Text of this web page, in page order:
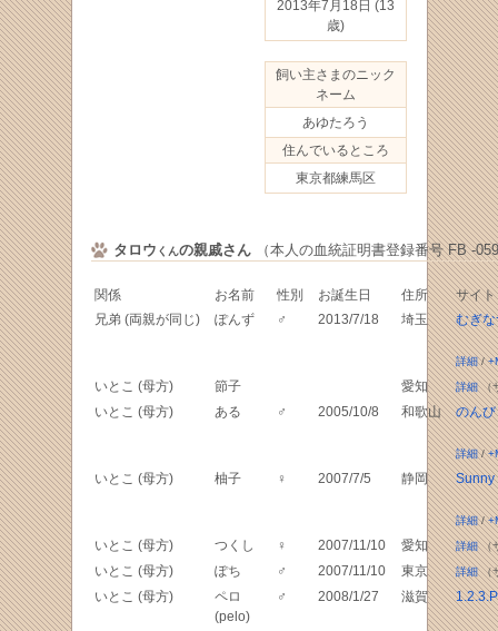
2013年7月18日 (13
歳)
飼い主さまのニック
ネーム
あゆたろう
住んでいるところ
東京都練馬区
タロウ くんの親戚さん（本人の血統証明書登録番号 FB -
関係 お名前 性別 お誕生日 住所
サイト
兄弟 (両親が同じ)
ぽんず ♂ 2013/7/18 埼玉 むぎな
詳細/
いとこ (母方) 節子 愛知 詳細（
いとこ (母方) ある ♂ 2005/10/8 和歌山 のん
詳細/
いとこ (母方) 柚子 ♀ 2007/7/5 静岡 Sunny
詳細/
いとこ (母方) つくし ♀ 2007/11/10 愛知 詳細（
いとこ (母方) ぽち ♂ 2007/11/10 東京 詳細（
いとこ (母方)
ペロ
(pelo)
♂ 2008/1/27 滋賀